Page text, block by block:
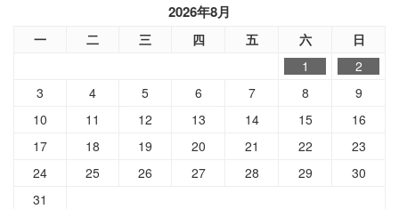
2026年8月
一 二 三 四 五 六 日
1
2
3
4 5 6 7 8
9
10
11 12 13 14 15
16
17
18 19 20 21 22
23
24
25 26 27 28 29
30
31